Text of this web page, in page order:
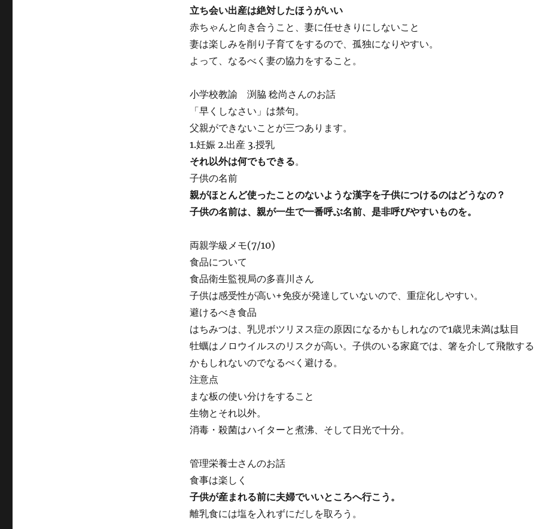
立ち会い出産は絶対したほうがいい
赤ちゃんと向き合うこと、妻に任せきりにしないこと
妻は楽しみを削り子育てをするので、孤独になりやすい。
よって、なるべく妻の協力をすること。
小学校教諭 渕脇 稔尚さんのお話
「早くしなさい」は禁句。
父親ができないことが三つあります。
1.妊娠 2.出産 3.授乳
それ以外は何でもできる。
子供の名前
親がほとんど使ったことのないような漢字を子供につけるのはどうなの？
子供の名前は、親が一生で一番呼ぶ名前、是非呼びやすいものを。
両親学級メモ(7/10)
食品について
食品衛生監視局の多喜川さん
子供は感受性が高い+免疫が発達していないので、重症化しやすい。
避けるべき食品
はちみつは、乳児ボツリヌス症の原因になるかもしれなので1歳児未満は駄目
牡蠣はノロウイルスのリスクが高い。子供のいる家庭では、箸を介して飛散する
かもしれないのでなるべく避ける。
注意点
まな板の使い分けをすること
生物とそれ以外。
消毒・殺菌はハイターと煮沸、そして日光で十分。
管理栄養士さんのお話
食事は楽しく
子供が産まれる前に夫婦でいいところへ行こう。
離乳食には塩を入れずにだしを取ろう。